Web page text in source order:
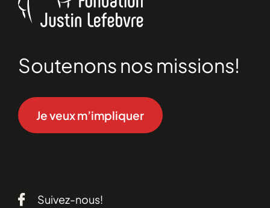
Soutenons nos missions!
Je veux m’impliquer
Suivez-nous!